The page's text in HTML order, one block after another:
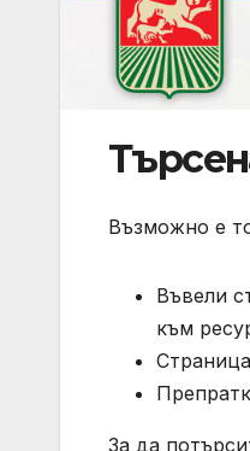
Възможно е
Въвели
към
За да